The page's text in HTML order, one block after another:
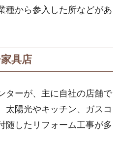
種から参入した所などがあ
具店
ターが、主に自社の店舗で
太陽光やキッチン、ガスコ
随したリフォーム工事が多